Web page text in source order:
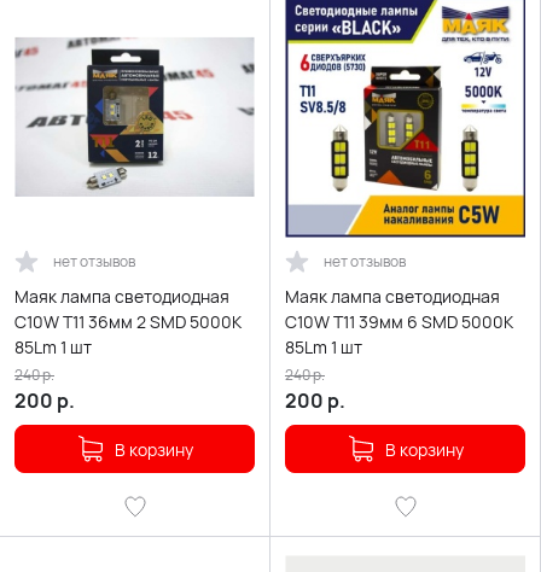
нет отзывов
Маяк лампа светодиодная
С10W T11 36мм 2 SMD 5000K
85Lm 1 шт
200 р.
240р.
В корзину
нет отзывов
Маяк лампа светодиодная
С10W T11 39мм 6 SMD 5000K
85Lm 1 шт
200 р.
240р.
В корзину